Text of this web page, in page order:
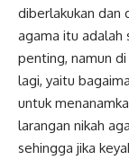
diberlakukan dan
agama itu adalah
penting, namun
lagi, yaitu
untuk
larangan nikah
sehingga jika